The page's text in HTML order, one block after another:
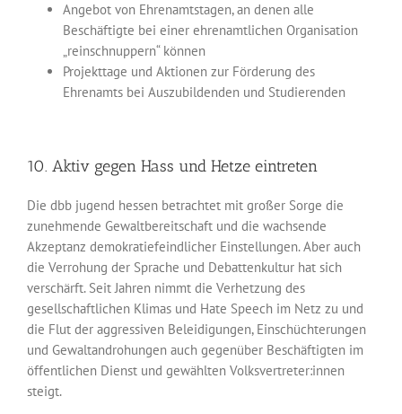
Angebot von Ehrenamtstagen, an denen alle
Beschäftigte bei einer ehren­amtlichen Organisation
„reinschnuppern“ können
Projekttage und Aktionen zur Förderung des
Ehrenamts bei Auszu­bildenden und Studierenden
10. Aktiv gegen Hass und Hetze eintreten
Die dbb jugend hessen betrachtet mit großer Sorge die
zunehmende Gewalt­bereitschaft und die wachsende
Akzeptanz demokratiefeindlicher Einstellungen. Aber auch
die Verrohung der Sprache und Debattenkultur hat sich
verschärft. Seit Jahren nimmt die Verhetzung des
gesellschaftlichen Klimas und Hate Speech im Netz zu und
die Flut der aggressiven Beleidigungen, Einschüchterungen
und Gewaltandrohungen auch gegenüber Beschäftigten im
öffentlichen Dienst und gewählten Volks­vertreter:innen
steigt.